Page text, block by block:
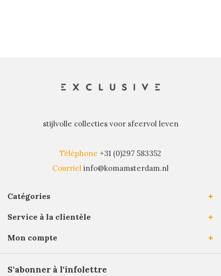
stijlvolle collecties voor sfeervol leven
Téléphone +31 (0)297 583352
Courriel info@komamsterdam.nl
Catégories
Service à la clientèle
Mon compte
S'abonner à l'infolettre